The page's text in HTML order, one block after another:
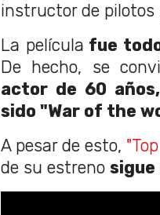
instructor de pilotos
La película fue
De hecho, se
actor de 60
sido "War of the
A pesar de esto,
de su estreno sigue